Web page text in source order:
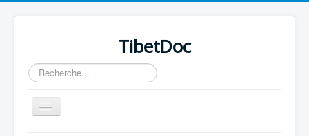
TibetDoc
Rechercher
Basculer
la